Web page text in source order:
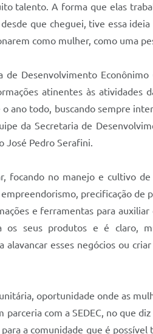
talento. A forma que elas
que cheguei, tive essa
como mulher, como uma
Desenvolvimento Econônimo
atinentes às atividades
ano todo, buscando sempre
da Secretaria de
José Pedro Serafini.
focando no manejo e cultivo
precificação de
e ferramentas para
seus produtos e é claro,
esses negócios ou
oportunidade onde as
com a SEDEC, no que
a comunidade que é